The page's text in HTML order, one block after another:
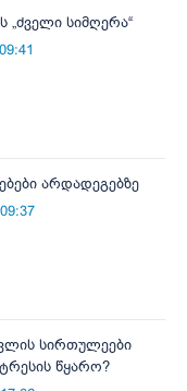
„ძველი სიმღერა“
არდადეგებზე
სირთულეები
წყარო?